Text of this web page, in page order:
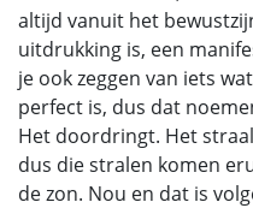
altijd vanuit het
uitdrukking is, een
je ook zeggen van iets
perfect is, dus dat
Het doordringt. Het
dus die stralen komen
de zon. Nou en dat is